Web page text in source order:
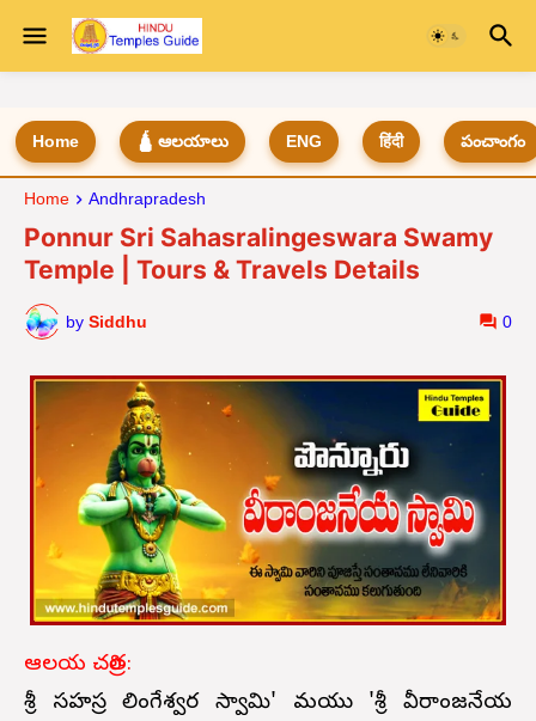
Home 🛕 ఆలయాలు ENG हिंदी పంచాంగం
Home Andhrapradesh
Ponnur Sri Sahasralingeswara Swamy
Temple | Tours & Travels Details
by Siddhu 0
ఆలయ చరిత్ర:
శ్రీ సహస్ర లింగేశ్వర స్వామి' మరియు 'శ్రీ వీరాంజనేయ